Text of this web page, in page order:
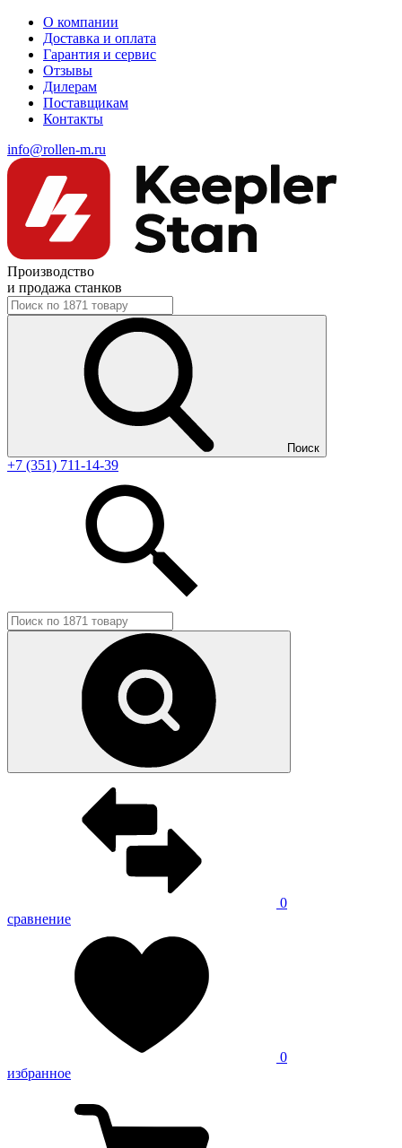
О компании
Доставка и оплата
Гарантия и сервис
Отзывы
Дилерам
Поставщикам
Контакты
info@rollen-m.ru
Производство
и продажа станков
Поиск
+7 (351) 711-14-39
0
сравнение
0
избранное